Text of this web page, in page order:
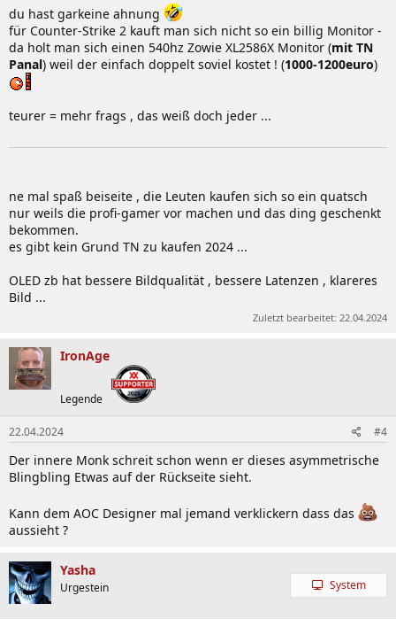
du hast garkeine ahnung
für Counter-Strike 2 kauft man sich nicht so ein billig Monitor -
da holt man sich einen 540hz Zowie XL2586X Monitor (mit TN
Panal) weil der einfach doppelt soviel kostet ! (1000-1200euro)
teurer = mehr frags , das weiß doch jeder ...
ne mal spaß beiseite , die Leuten kaufen sich so ein quatsch
nur weils die profi-gamer vor machen und das ding geschenkt
bekommen.
es gibt kein Grund TN zu kaufen 2024 ...
OLED zb hat bessere Bildqualität , bessere Latenzen , klareres
Bild ...
Zuletzt bearbeitet: 22.04.2024
IronAge
Legende
22.04.2024 #4
Der innere Monk schreit schon wenn er dieses asymmetrische
Blingbling Etwas auf der Rückseite sieht.
Kann dem AOC Designer mal jemand verklickern dass das
aussieht ?
Yasha
Urgestein System